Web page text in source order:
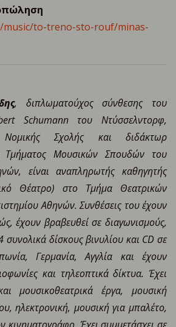
music/to-treno-sto-rouf/minas-
, διπλωματούχος σύνθεσης του
Schumann του Nτύσσελντορφ,
Σχολής και διδάκτωρ
Tμήματος Mουσικών Σπουδών του
είναι αναπληρωτής καθηγητής
Θέατρο) στο Τμήμα Θεατρικών
Aθηνών. Συνθέσεις του έχουν
έχουν βραβευθεί σε διαγωνισμούς,
δίσκους βινυλίου και CD σε
Γερμανία, Αγγλία και έχουν
και τηλεοπτικά δίκτυα. Έχει
μουσικοθεατρικά έργα, μουσική
ηλεκτρονική, μουσική για μπαλέτο,